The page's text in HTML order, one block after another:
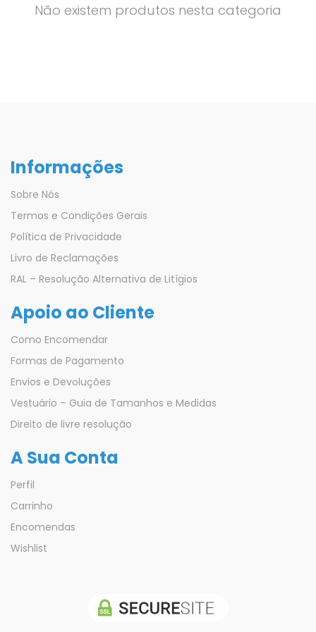
Não existem produtos nesta categoria
Informações
Sobre Nós
Termos e Condições Gerais
Política de Privacidade
Livro de Reclamações
RAL – Resolução Alternativa de Litígios
Apoio ao Cliente
Como Encomendar
Formas de Pagamento
Envios e Devoluções
Vestuário – Guia de Tamanhos e Medidas
Direito de livre resolução
A Sua Conta
Perfil
Carrinho
Encomendas
Wishlist